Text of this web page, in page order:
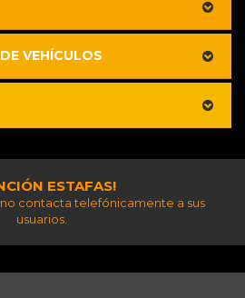
VEHÍCULOS
ESTAFAS!
contacta telefónicamente a sus
usuarios.